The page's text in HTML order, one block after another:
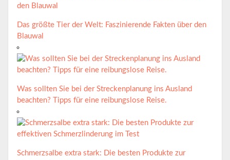
Das größte Tier der Welt: Faszinierende Fakten über den
Blauwal
Was sollten Sie bei der Streckenplanung ins Ausland
beachten? Tipps für eine reibungslose Reise.
Schmerzsalbe extra stark: Die besten Produkte zur